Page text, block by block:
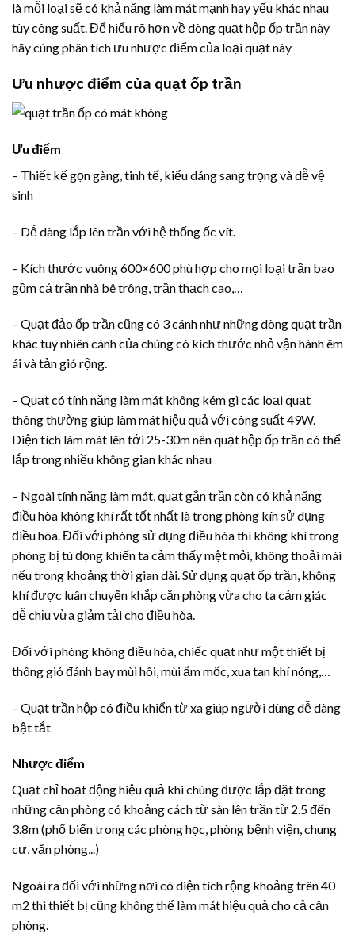
là mỗi loại sẽ có khả năng làm mát mạnh hay yếu khác nhau
tùy công suất. Để hiểu rõ hơn về dòng quạt hộp ốp trần này
hãy cùng phân tích ưu nhược điểm của loại quạt này
Ưu nhược điểm của quạt ốp trần
Ưu điểm
– Thiết kế gọn gàng, tinh tế, kiểu dáng sang trọng và dễ vệ
sinh
– Dễ dàng lắp lên trần với hệ thống ốc vít.
– Kích thước vuông 600×600 phù hợp cho mọi loại trần bao
gồm cả trần nhà bê trông, trần thạch cao,…
– Quạt đảo ốp trần cũng có 3 cánh như những dòng quạt trần
khác tuy nhiên cánh của chúng có kích thước nhỏ vận hành êm
ái và tản gió rộng.
– Quạt có tính năng làm mát không kém gì các loại quạt
thông thường giúp làm mát hiệu quả với công suất 49W.
Diện tích làm mát lên tới 25-30m nên quạt hộp ốp trần có thể
lắp trong nhiều không gian khác nhau
– Ngoài tính năng làm mát, quạt gắn trần còn có khả năng
điều hòa không khí rất tốt nhất là trong phòng kín sử dụng
điều hòa. Đối với phòng sử dụng điều hòa thì không khí trong
phòng bị tù đọng khiến ta cảm thấy mệt mỏi, không thoải mái
nếu trong khoảng thời gian dài. Sử dụng quạt ốp trần, không
khí được luân chuyển khắp căn phòng vừa cho ta cảm giác
dễ chịu vừa giảm tải cho điều hòa.
Đối với phòng không điều hòa, chiếc quạt như một thiết bị
thông gió đánh bay mùi hôi, mùi ẩm mốc, xua tan khí nóng,…
– Quạt trần hộp có điều khiển từ xa giúp người dùng dễ dàng
bật tắt
Nhược điểm
Quạt chỉ hoạt động hiệu quả khi chúng được lắp đặt trong
những căn phòng có khoảng cách từ sàn lên trần từ 2.5 đến
3.8m (phổ biến trong các phòng học, phòng bệnh viện, chung
cư, văn phòng,..)
Ngoài ra đối với những nơi có diện tích rộng khoảng trên 40
m2 thì thiết bị cũng không thể làm mát hiệu quả cho cả căn
phòng.